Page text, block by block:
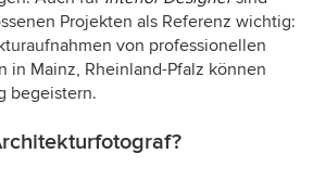
Projekten als Referenz wichtig:
von professionellen
in Mainz, Rheinland-Pfalz können
begeistern.